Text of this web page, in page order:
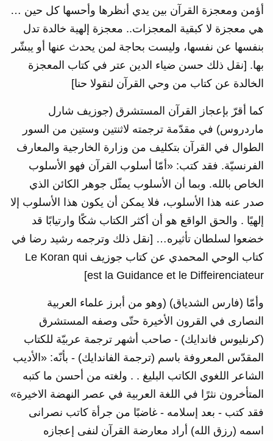
أؤمن ومعجزة القرآن بين يدي أنظرها وأحسها كل حين …
هي معجزة لا كبقية المعجزات.. معجزة إلهية خالدة تدل
بنفسها عن نفسها، وليست بحاجة لمن يحدث عنها أو يبشّر
بها. [نقل ذلك حسن ضياء الدين عتر في كتاب المعجزة
الخالدة عن كتاب من وحي القرآن لنقولا حنا]
كما أقرّ بإعجاز القرآن المستشرق (جوزيف شارل
ماردروس) في مقدّمة ترجمته لاثنتين وستين من السور
الطوال في القرآن بتكليف من وزارة الخارجية والمعارف
الفرنسيّة. فقد كتب: «أمّا أسلوب القرآن فهو الأسلوب
الخاص بالله. وبما أن الأسلوب يمثّل جوهر الكائن الذي
صدر عنه هذا الأسلوب، فلا يمكن أن يكون هذا الأسلوب إلا
إلهيًا . والحق الواقع هو أن أكثر الكتاب شكًا وارتيابًا قد
خضعوا لسلطان تأثيره… [نقل ذلك وترجمه رشيد رضا في
كتاب الوحي المحمدي عن كتاب جوزيف Le Koran qui
est la Guidance et le Diffeirenciateur]
وأمّا (فارس الشدياق) (وهو من أبرز علماء العربية
النصارى في القرون الأخيرة حتّى وصفه المستشرق
(كرنليوس فاندايك) - صاحب أشهر ترجمة عربيّة للكتاب
المقدّس المعروفة باسم (ترجمة الفاندايك) ‏- بأنّه: «الأديب
الشاعر اللغوي الكاتب البليغ . . ولغته من أحسن ما كتبه
المتأخرون نثرًا في اللغة العربية في عصر النهضة الاخيرة»
فقد كتب - بعد إسلامه - غاضبًا من جرأة كاتب نصرانى
اسمه (رزق الله) أراد معارضة القرآن لنفى إعجازه